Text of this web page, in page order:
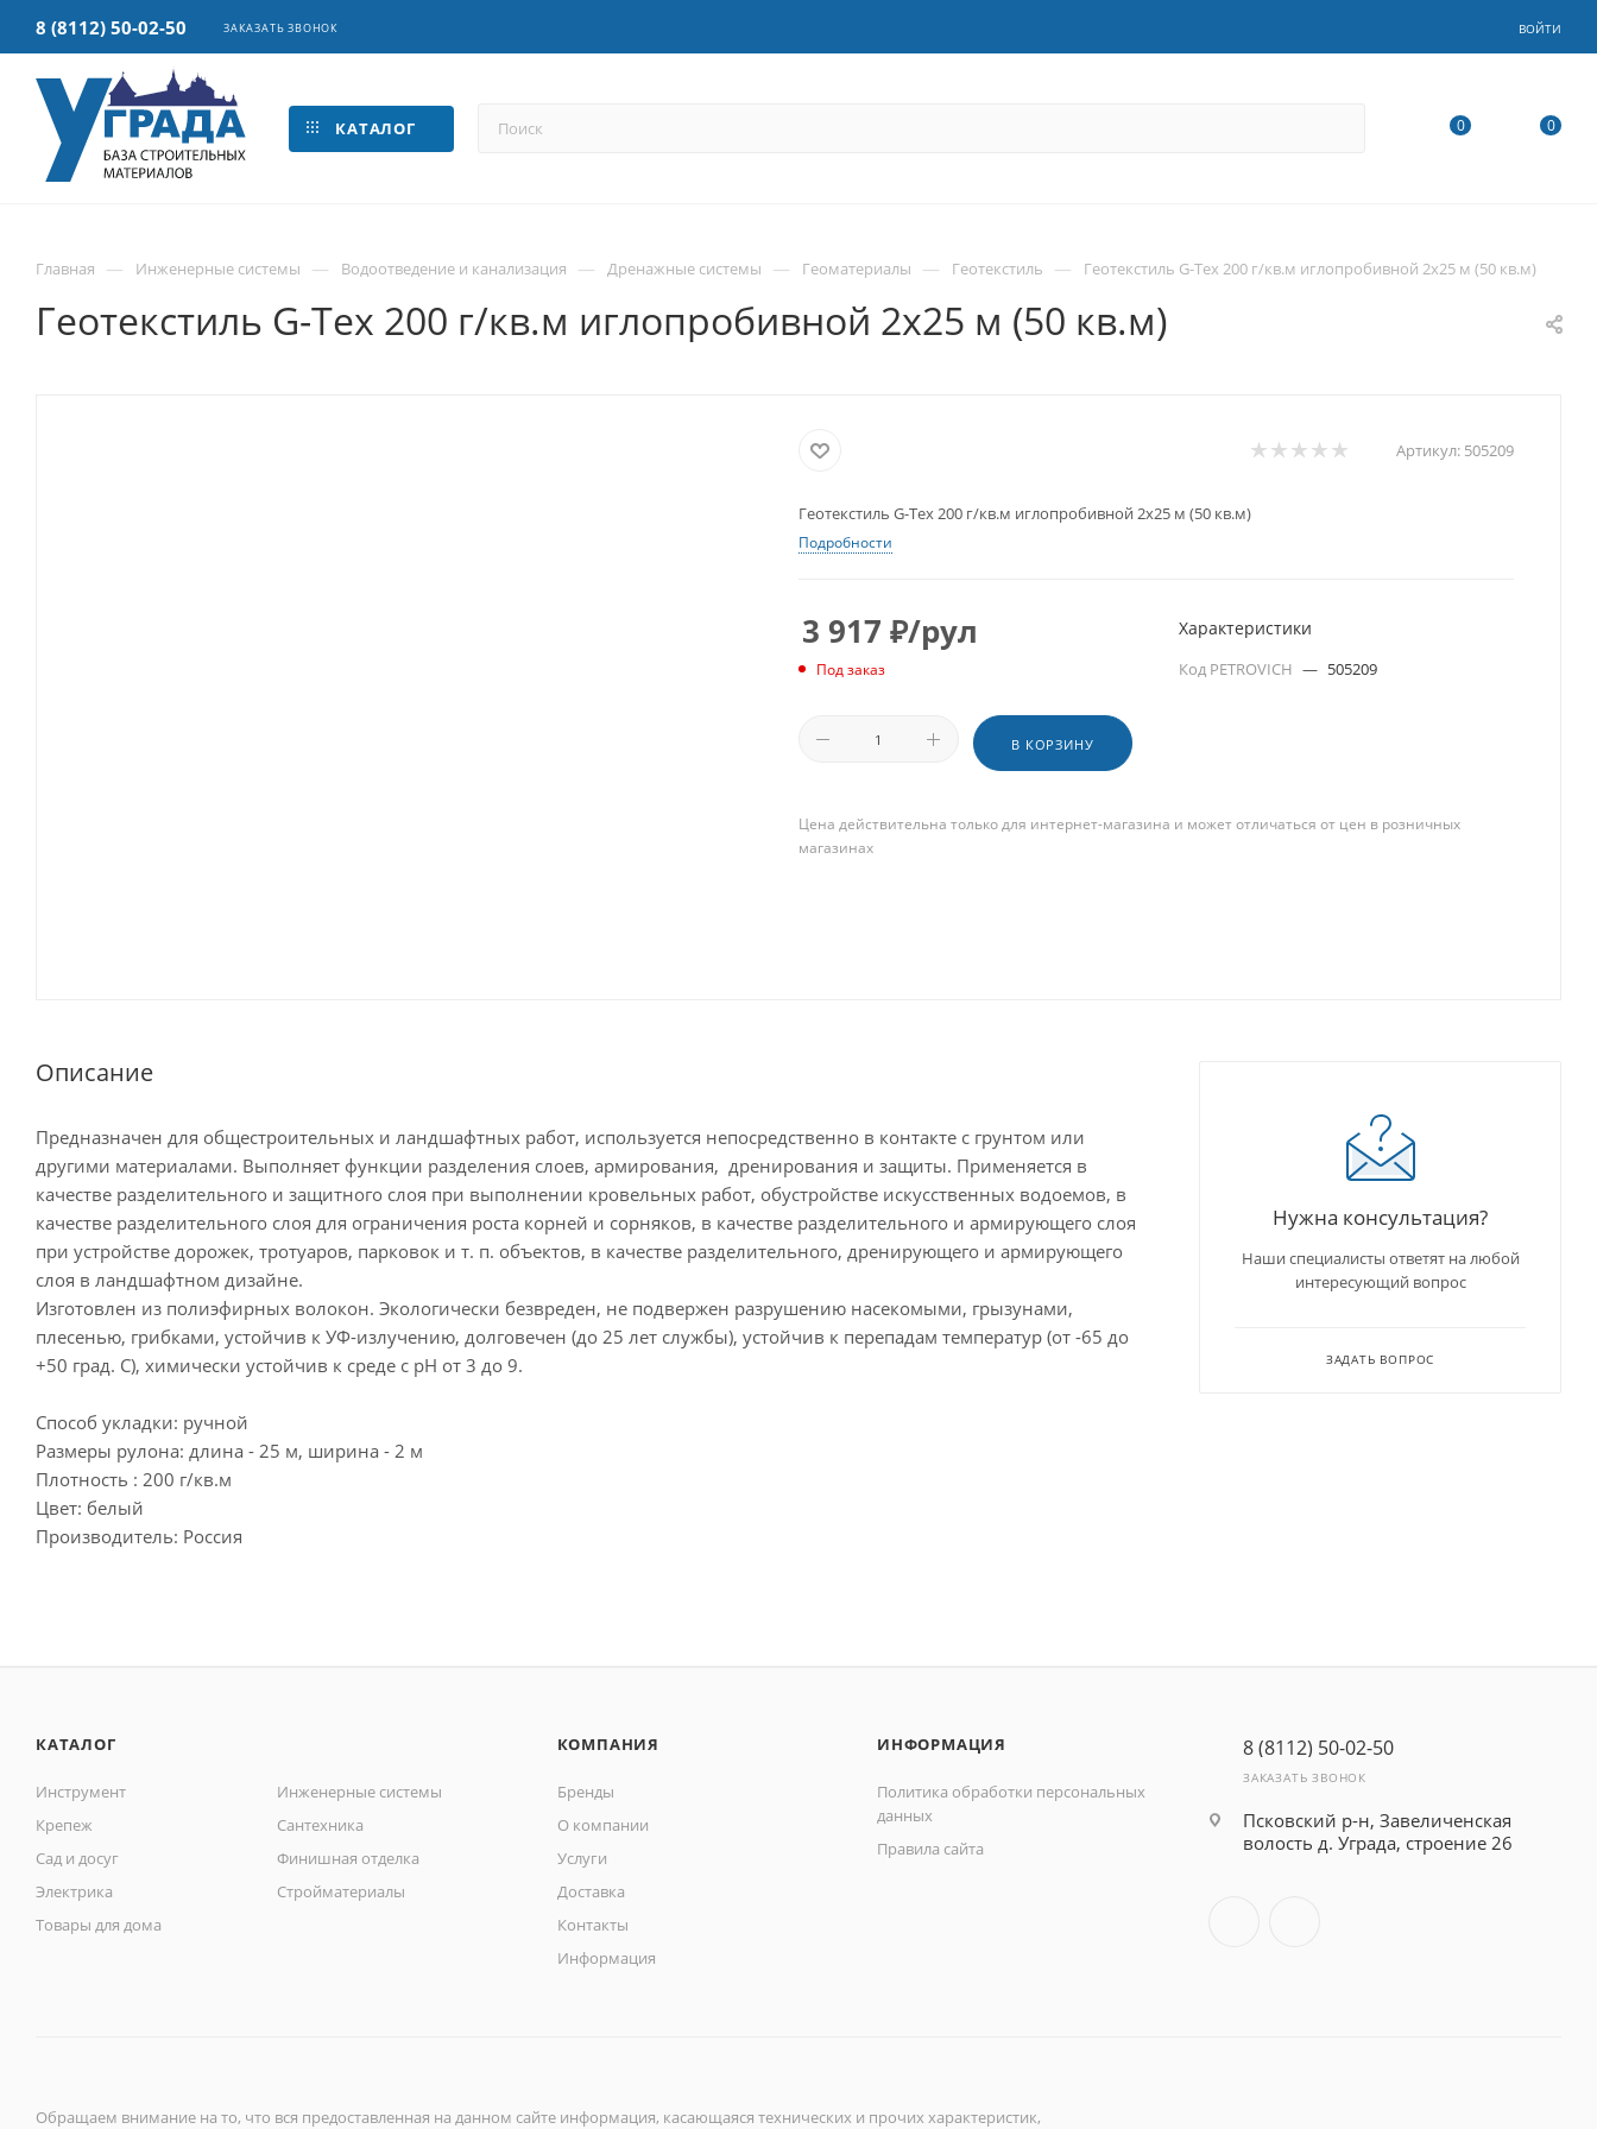
8 (8112) 50-02-50 ЗАКАЗАТЬ ЗВОНОК ВОЙТИ
КАТАЛОГ 0 0
Главная — Инженерные системы — Водоотведение и канализация — Дренажные системы — Геоматериалы — Геотекстиль — Геотекстиль G-Tex 200 г/кв.м иглопробивной 2х25 м (50 кв.м)
Геотекстиль G-Tex 200 г/кв.м иглопробивной 2х25 м (50 кв.м)
Артикул: 505209
Геотекстиль G-Tex 200 г/кв.м иглопробивной 2х25 м (50 кв.м)
Подробности
3 917 ₽/рул
Под заказ
В КОРЗИНУ
Характеристики
Код PETROVICH — 505209
Цена действительна только для интернет-магазина и может отличаться от цен в розничных
магазинах
Описание
Предназначен для общестроительных и ландшафтных работ, используется непосредственно в контакте с грунтом или
другими материалами. Выполняет функции разделения слоев, армирования, дренирования и защиты. Применяется в
качестве разделительного и защитного слоя при выполнении кровельных работ, обустройстве искусственных водоемов, в
качестве разделительного слоя для ограничения роста корней и сорняков, в качестве разделительного и армирующего слоя
при устройстве дорожек, тротуаров, парковок и т. п. объектов, в качестве разделительного, дренирующего и армирующего
слоя в ландшафтном дизайне.
Изготовлен из полиэфирных волокон. Экологически безвреден, не подвержен разрушению насекомыми, грызунами,
плесенью, грибками, устойчив к УФ-излучению, долговечен (до 25 лет службы), устойчив к перепадам температур (от -65 до
+50 град. С), химически устойчив к среде с рН от 3 до 9.
Способ укладки: ручной
Размеры рулона: длина - 25 м, ширина - 2 м
Плотность : 200 г/кв.м
Цвет: белый
Производитель: Россия
Нужна консультация?
Наши специалисты ответят на любой
интересующий вопрос
ЗАДАТЬ ВОПРОС
КАТАЛОГ
Инструмент
Инженерные системы
Крепеж
Сантехника
Сад и досуг
Финишная отделка
Электрика
Стройматериалы
Товары для дома
КОМПАНИЯ
Бренды
О компании
Услуги
Доставка
Контакты
Информация
ИНФОРМАЦИЯ
Политика обработки персональных
данных
Правила сайта
8 (8112) 50-02-50
ЗАКАЗАТЬ ЗВОНОК
Псковский р-н, Завеличенская
волость д. Уграда, строение 26
Обращаем внимание на то, что вся предоставленная на данном сайте информация, касающаяся технических и прочих характеристик,